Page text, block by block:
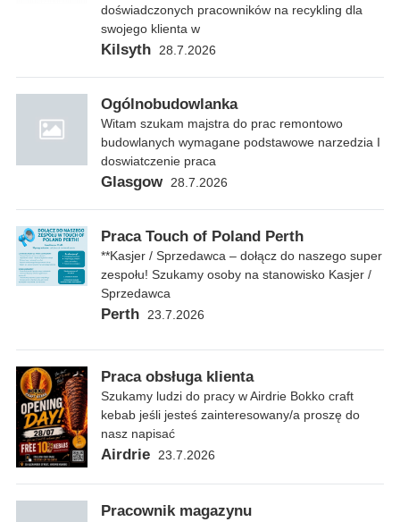
doświadczonych pracowników na recykling dla
swojego klienta w
Kilsyth 28.7.2026
Ogólnobudowlanka
Witam szukam majstra do prac remontowo
budowlanych wymagane podstawowe narzedzia I
doswiatczenie praca
Glasgow 28.7.2026
Praca Touch of Poland Perth
**Kasjer / Sprzedawca – dołącz do naszego super
zespołu! Szukamy osoby na stanowisko Kasjer /
Sprzedawca
Perth 23.7.2026
Praca obsługa klienta
Szukamy ludzi do pracy w Airdrie Bokko craft
kebab jeśli jesteś zainteresowany/a proszę do
nasz napisać
Airdrie 23.7.2026
Pracownik magazynu